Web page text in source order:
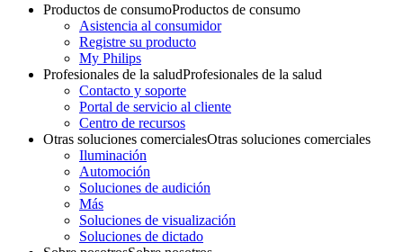
Productos de consumoProductos de consumo
Asistencia al consumidor
Registre su producto
My Philips
Profesionales de la saludProfesionales de la salud
Contacto y soporte
Portal de servicio al cliente
Centro de recursos
Otras soluciones comercialesOtras soluciones comerciales
Iluminación
Automoción
Soluciones de audición
Más
Soluciones de visualización
Soluciones de dictado